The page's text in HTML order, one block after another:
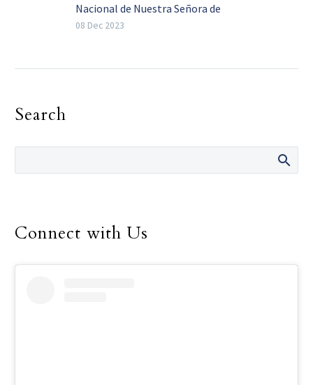
Nacional de Nuestra Señora de
Guadalupe
08 Dec 2023
Search
Connect with Us